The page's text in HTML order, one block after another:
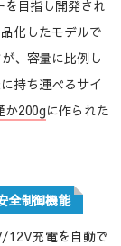
目指し開発され
化したモデルで
、容量に比例し
持ち運べるサイ
か200gに作られた
全制御機能
12V充電を自動で